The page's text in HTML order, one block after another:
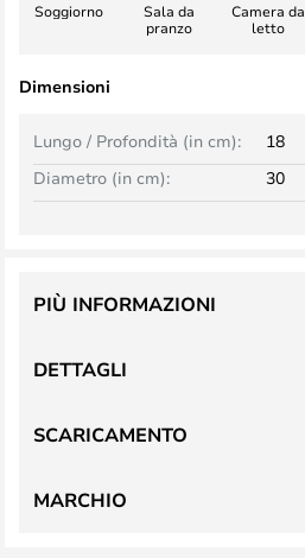
Soggiorno
Sala da
pranzo
Camera da
letto
Dimensioni
Lungo / Profondità (in cm):
18
Diametro (in cm):
30
DETTAGLI
PIÙ INFORMAZIONI
SCARICAMENTO
MARCHIO